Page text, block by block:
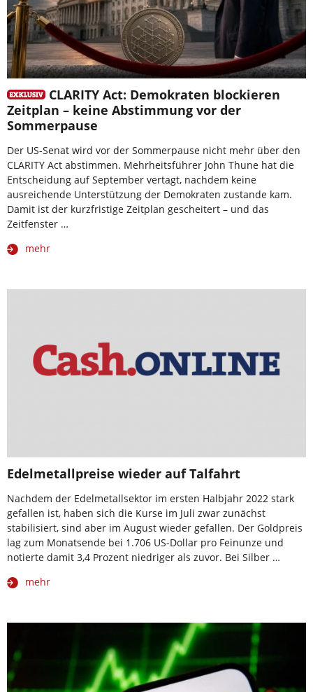
CLARITY Act: Demokraten blockieren
Zeitplan – keine Abstimmung vor der
Sommerpause
Der US-Senat wird vor der Sommerpause nicht mehr über den
CLARITY Act abstimmen. Mehrheitsführer John Thune hat die
Entscheidung auf September vertagt, nachdem keine
ausreichende Unterstützung der Demokraten zustande kam.
Damit ist der kurzfristige Zeitplan gescheitert – und das
Zeitfenster …
mehr
Edelmetallpreise wieder auf Talfahrt
Nachdem der Edelmetallsektor im ersten Halbjahr 2022 stark
gefallen ist, haben sich die Kurse im Juli zwar zunächst
stabilisiert, sind aber im August wieder gefallen. Der Goldpreis
lag zum Monatsende bei 1.706 US-Dollar pro Feinunze und
notierte damit 3,4 Prozent niedriger als zuvor. Bei Silber …
mehr